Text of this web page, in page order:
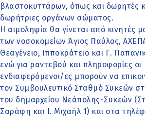
βλαστοκυττάρων, όπως και δωρητές
δωρήτριες οργάνων σώματος.
Η αιμοληψία θα γίνεται από κινητές
των νοσοκομείων Άγιος Παύλος,
Θεαγένειο, Ιπποκράτειο και Γ.
ενώ για ραντεβού και πληροφορίες οι
ενδιαφερόμενοι/ες μπορούν να
τον Συμβουλευτικό Σταθμό Συκεών
του δημαρχείου Νεάπολης-Συκεών
Σαράφη και Ι. Μιχαήλ 1) και στα